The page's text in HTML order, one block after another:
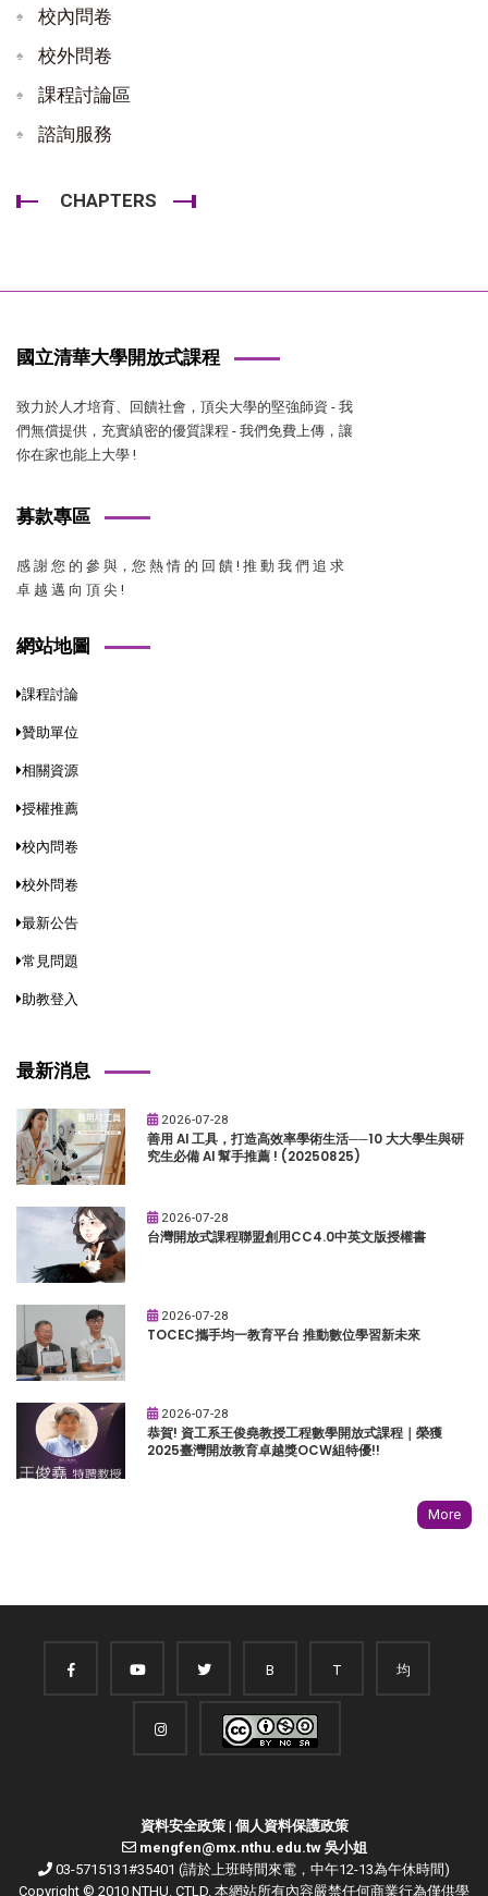
校內問卷
校外問卷
課程討論區
諮詢服務
CHAPTERS
國立清華大學開放式課程
致力於人才培育、回饋社會，頂尖大學的堅強師資 - 我
們無償提供，充實縝密的優質課程 - 我們免費上傳，讓
你在家也能上大學 !
募款專區
感 謝 您 的 參 與，您 熱 情 的 回 饋 ! 推 動 我 們 追 求
卓 越 邁 向 頂 尖 !
網站地圖
課程討論
贊助單位
相關資源
授權推薦
校內問卷
校外問卷
最新公告
常見問題
助教登入
最新消息
2026-07-28
善用 AI 工具，打造高效率學術生活──10 大大學生與研
究生必備 AI 幫手推薦 ! (20250825)
2026-07-28
台灣開放式課程聯盟創用CC4.0中英文版授權書
2026-07-28
TOCEC攜手均一教育平台 推動數位學習新未來
2026-07-28
恭賀! 資工系王俊堯教授工程數學開放式課程｜榮獲
2025臺灣開放教育卓越獎OCW組特優!!
More
B T 均
資料安全政策| 個人資料保護政策
mengfen@mx.nthu.edu.tw 吳小姐
03-5715131#35401 (請於上班時間來電，中午12-13為午休時間)
Copyright © 2010 NTHU. CTLD. 本網站所有內容嚴禁任何商業行為僅供學